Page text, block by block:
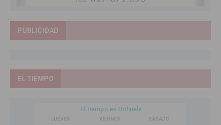
PUBLICIDAD
EL TIEMPO